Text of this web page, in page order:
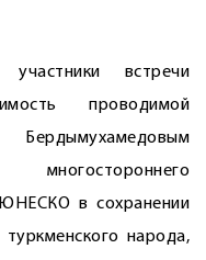
встречи
проводимой
многостороннего
в сохранении
народа,